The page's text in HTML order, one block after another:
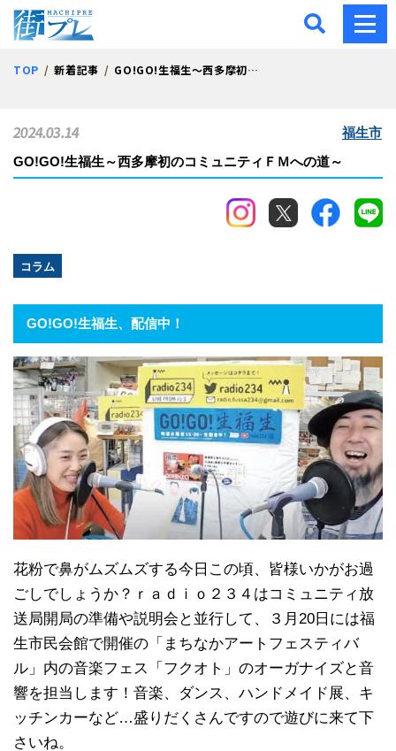
街プレ -東京・西多摩の
TOP 新着記事 GO!GO!生福生～西多摩初のコミュニティＦＭへの道～
GO!GO!生福生～西多摩初のコミュニティＦＭへの道～
コラム
2024.03.14 福生市
GO!GO!生福生、配信中！
花粉で鼻がムズムズする今日この頃、皆様いかがお過
ごしでしょうか？ｒａｄｉｏ２３４はコミュニティ放
送局開局の準備や説明会と並行して、３月20日には福
生市民会館で開催の「まちなかアートフェスティバ
ル」内の音楽フェス「フクオト」のオーガナイズと音
響を担当します！音楽、ダンス、ハンドメイド展、キ
ッチンカーなど…盛りだくさんですので遊びに来て下
さいね。